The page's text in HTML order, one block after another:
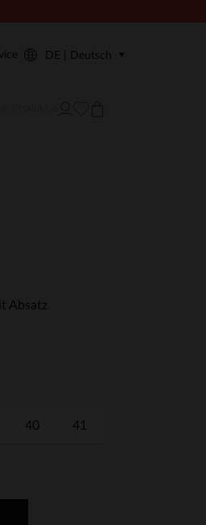
DE | Deutsch
Absatz
40 41